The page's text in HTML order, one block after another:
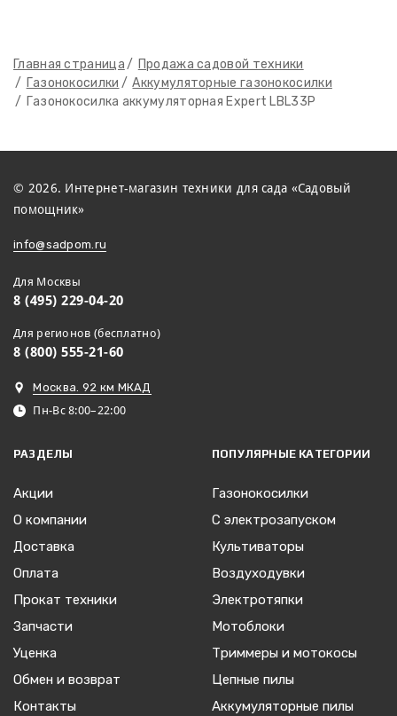
Главная страница
Продажа садовой техники
Газонокосилки
Аккумуляторные газонокосилки
Газонокосилка аккумуляторная Expert LBL33P
© 2026. Интернет-магазин техники для сада «Садовый
помощник»
info@sadpom.ru
Для Москвы
8 (495) 229-04-20
Для регионов (бесплатно)
8 (800) 555-21-60
Москва. 92 км МКАД
Пн-Вс 8:00–22:00
РАЗДЕЛЫ
Акции
О компании
Доставка
Оплата
Прокат техники
Запчасти
Уценка
Обмен и возврат
Контакты
ПОПУЛЯРНЫЕ КАТЕГОРИИ
Газонокосилки
С электрозапуском
Культиваторы
Воздуходувки
Электротяпки
Мотоблоки
Триммеры и мотокосы
Цепные пилы
Аккумуляторные пилы